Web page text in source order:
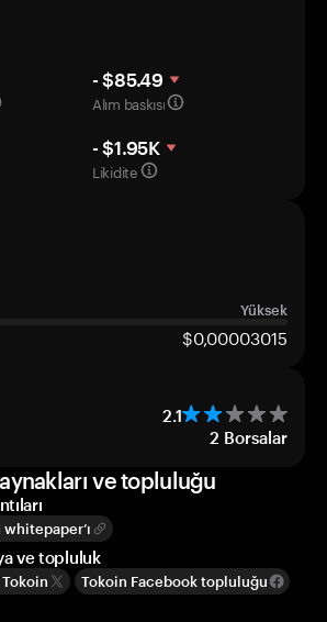
- $85.49
Alım baskısı
- $1.95K
Likidite
Yüksek
$0,00003015
2.1
2 Borsalar
ve topluluğu
ve topluluk
Tokoin Facebook topluluğu